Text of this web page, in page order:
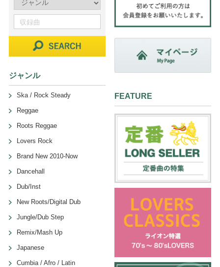
ジャンル
Ska / Rock Steady
Reggae
Roots Reggae
Lovers Rock
Brand New 2010-Now
Dancehall
Dub/Inst
New Roots/Digital Dub
Jungle/Dub Step
Remix/Mash Up
Japanese
Cumbia / Afro / Latin
FEATURE